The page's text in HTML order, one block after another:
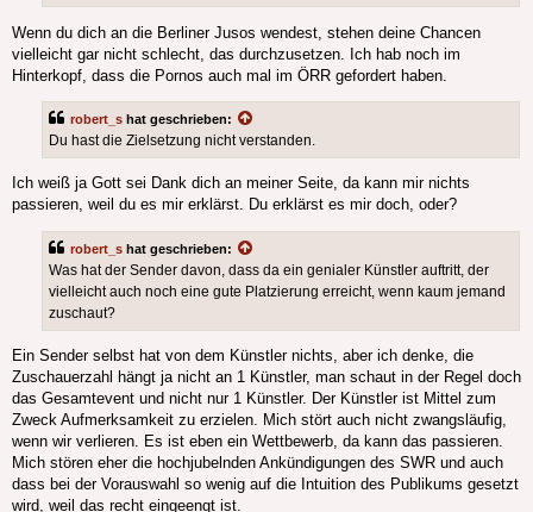
Wenn du dich an die Berliner Jusos wendest, stehen deine Chancen
vielleicht gar nicht schlecht, das durchzusetzen. Ich hab noch im
Hinterkopf, dass die Pornos auch mal im ÖRR gefordert haben.
robert_s hat geschrieben:
Du hast die Zielsetzung nicht verstanden.
Ich weiß ja Gott sei Dank dich an meiner Seite, da kann mir nichts
passieren, weil du es mir erklärst. Du erklärst es mir doch, oder?
robert_s hat geschrieben:
Was hat der Sender davon, dass da ein genialer Künstler auftritt, der
vielleicht auch noch eine gute Platzierung erreicht, wenn kaum jemand
zuschaut?
Ein Sender selbst hat von dem Künstler nichts, aber ich denke, die
Zuschauerzahl hängt ja nicht an 1 Künstler, man schaut in der Regel doch
das Gesamtevent und nicht nur 1 Künstler. Der Künstler ist Mittel zum
Zweck Aufmerksamkeit zu erzielen. Mich stört auch nicht zwangsläufig,
wenn wir verlieren. Es ist eben ein Wettbewerb, da kann das passieren.
Mich stören eher die hochjubelnden Ankündigungen des SWR und auch
dass bei der Vorauswahl so wenig auf die Intuition des Publikums gesetzt
wird, weil das recht eingeengt ist.